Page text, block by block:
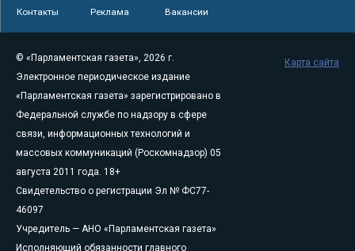
Контакты Реклама Вакансии
© «Парламентская газета», 2026 г.
Электронное периодическое издание
«Парламентская газета» зарегистрировано в
Федеральной службе по надзору в сфере
связи, информационных технологий и
массовых коммуникаций (Роскомнадзор) 05
августа 2011 года. 18+
Свидетельство о регистрации Эл № ФС77-
46097
Учредитель — АНО «Парламентская газета»
Исполняющий обязанности главного
Карта сайта